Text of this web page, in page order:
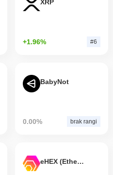
XRP
+1.96% #6
BabyNot
0.00% brak rangi
eHEX (Ethereum)